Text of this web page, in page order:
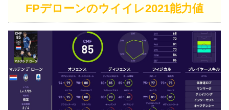
FPデローンのウイイレ2021能力値